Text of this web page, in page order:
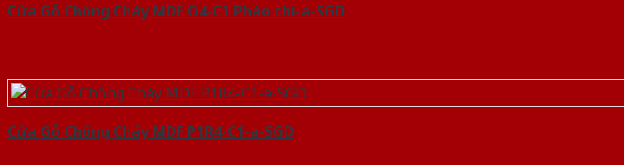
Cửa Gỗ Chống Cháy MDF O4-C1 Phào chi-a-SGD
Cửa Gỗ Chống Cháy MDF P1R4-C1-a-SGD